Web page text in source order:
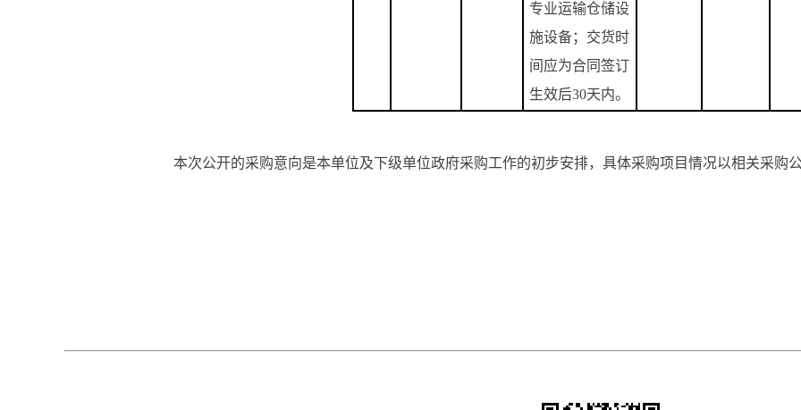
专业运输仓储设
施设备；交货时
间应为合同签订
生效后30天内。
本次公开的采购意向是本单位及下级单位政府采购工作的初步安排，具体采购项目情况以相关采购